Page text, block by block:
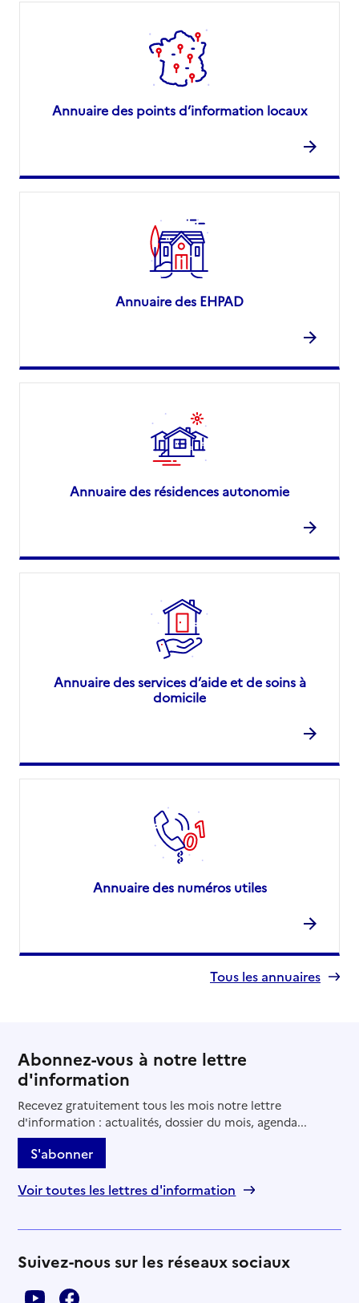
Annuaire des points d’information locaux
Annuaire des EHPAD
Annuaire des résidences autonomie
Annuaire des services d’aide et de soins à
domicile
Annuaire des numéros utiles
Tous les annuaires
Abonnez-vous à notre lettre
d'information
Recevez gratuitement tous les mois notre lettre
d'information : actualités, dossier du mois, agenda...
S'abonner
Voir toutes les lettres d'information
Suivez-nous sur les réseaux sociaux